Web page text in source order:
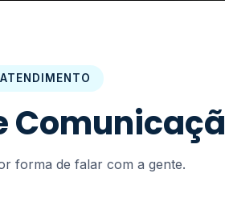
ATENDIMENTO
forma de falar com a gente.